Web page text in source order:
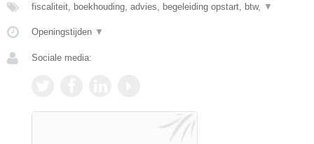
fiscaliteit, boekhouding, advies, begeleiding opstart, btw, ▼
Openingstijden ▼
Sociale media: